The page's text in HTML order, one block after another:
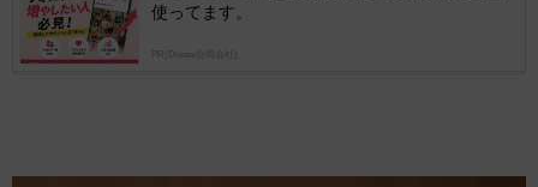
使ってます。
PR(Dreaw合同会社)